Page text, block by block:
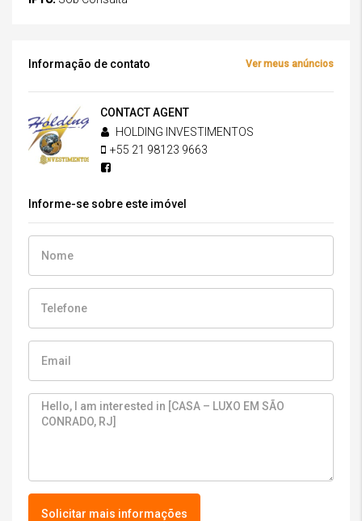
Informação de contato Ver meus anúncios
CONTACT AGENT
HOLDING INVESTIMENTOS
+55 21 98123 9663
Informe-se sobre este imóvel
Solicitar mais informações